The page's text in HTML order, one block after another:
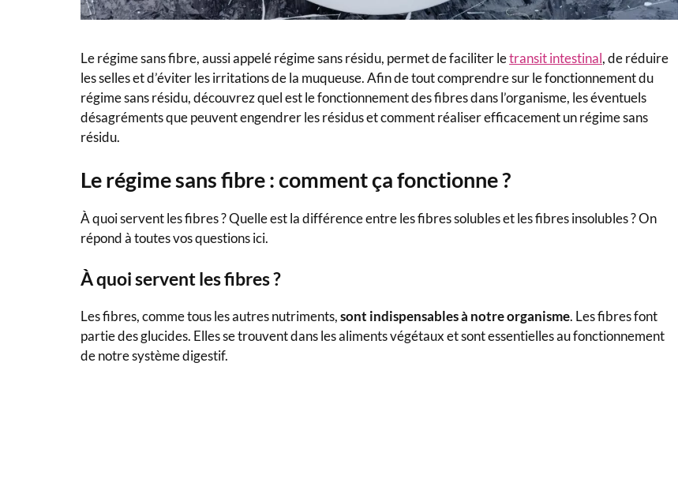
Le régime sans fibre, aussi appelé régime sans résidu, permet de faciliter letransit intestinal, de réduire
les selles et d’éviter les irritations de la muqueuse. Afin de tout comprendre sur le fonctionnement du
régime sans résidu, découvrez quel est le fonctionnement des fibres dans l’organisme, les éventuels
désagréments que peuvent engendrer les résidus et comment réaliser efficacement un régime sans
résidu.
Le régime sans fibre : comment ça fonctionne ?
À quoi servent les fibres ? Quelle est la différence entre les fibres solubles et les fibres insolubles ? On
répond à toutes vos questions ici.
À quoi servent les fibres ?
Les fibres, comme tous les autres nutriments,sont indispensables à notre organisme. Les fibres font
partie des glucides. Elles se trouvent dans les aliments végétaux et sont essentielles au fonctionnement
de notre système digestif.